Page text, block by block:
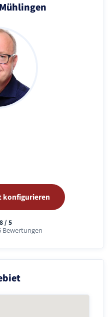
konfigurieren
/ 5
Bewertungen